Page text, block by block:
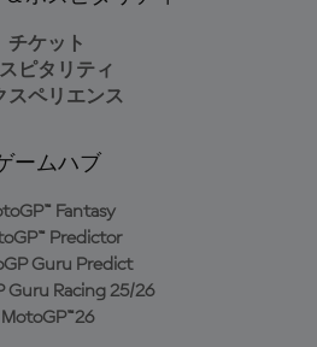
チケット
ピタリティ
スペリエンス
ームハブ
Fantasy
Predictor
Guru Predict
Guru Racing 25/26
MotoGP™26